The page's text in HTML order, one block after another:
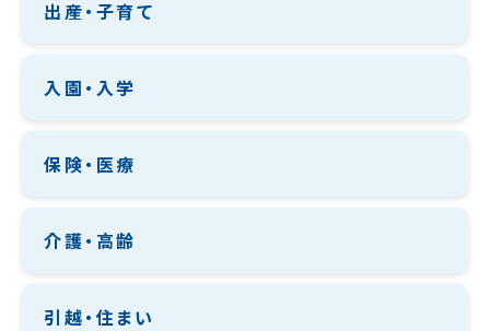
出産・子育て
入園・入学
保険・医療
介護・高齢
引越・住まい